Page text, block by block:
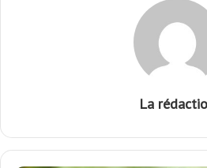
La